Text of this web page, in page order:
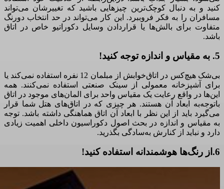
کنید و به دنبال کوچک‌ترین چیزهایی باشید که تغییرشان می‌تواند
مسافران را به فکر فروببرد. این کار می‌تواند در حد انتخاب دورنگ
متفاوت برای بالش‌ها یا قراردادن وسایل دکوراتیو خاص در اتاق
باشد.
5. به مقیاس و اندازه توجه کنید!
بی‌شک هیچ‌کس در اتاق‌خوابش از مبلمان 12 نفره استفاده نمی‌کند یا
برای آشپزخانه معمولی از سینک صنعتی استفاده نمی‌کنند. همه
این‌ها در واقع رعایت یک مقیاس واحد برای المان‌های موجود در اتاق
باتوجه‌به ابعاد آن هستند. هر چیزی که در اتاق‌های هتل شما قرار
می‌گیرد باید از این نظر با ابعاد آن اتاق هماهنگی داشته باشد. توجه
به مقیاس و اندازه در بحث اصول دکوراسیون داخلی اهمیت زیادی
دارد و نباید از کنارش به‌سادگی بگذرید.
6.از رنگ‌ها هوشمندانه استفاده کنید!